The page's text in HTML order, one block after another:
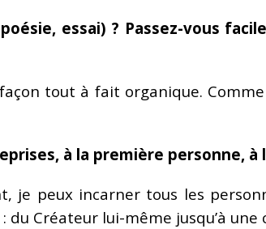
essai) ? Passez-vous
tout à fait organique.
à la première personne, à
je peux incarner tous les
du Créateur lui-même jusqu’à